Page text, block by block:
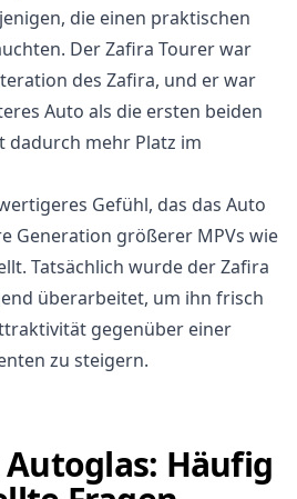
die einen praktischen
Der Zafira Tourer war
des Zafira, und er war
Auto als die ersten beiden
dadurch mehr Platz im
Gefühl, das das Auto
Generation größerer MPVs wie
Tatsächlich wurde der Zafira
überarbeitet, um ihn frisch
gegenüber einer
zu steigern.
Häufig